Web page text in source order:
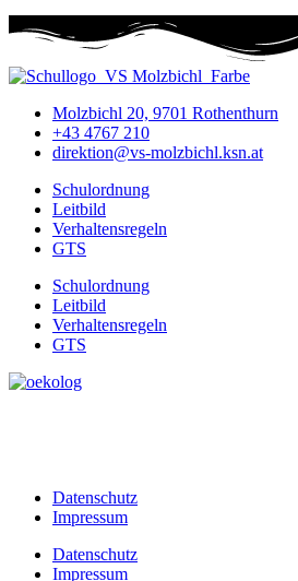
Molzbichl 20, 9701 Rothenthurn
+43 4767 210
direktion@vs-molzbichl.ksn.at
Schulordnung
Leitbild
Verhaltensregeln
GTS
Schulordnung
Leitbild
Verhaltensregeln
GTS
Datenschutz
Impressum
Datenschutz
Impressum